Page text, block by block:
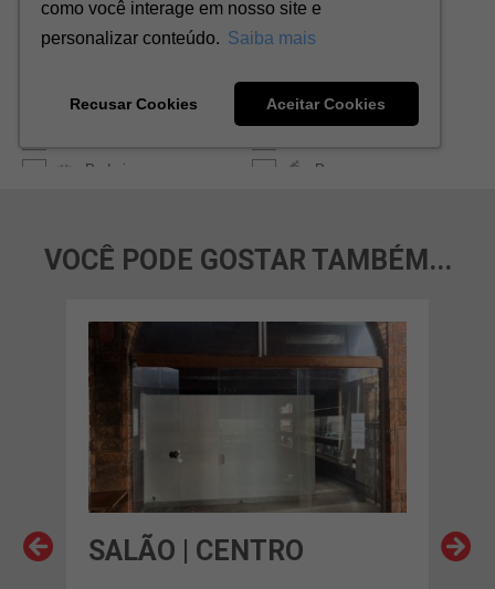
VOCÊ PODE GOSTAR TAMBÉM...
SALÃO | CENTRO